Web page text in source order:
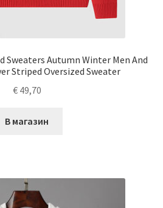
Autumn Winter Men And
Striped Oversized Sweater
€49,70
В магазин